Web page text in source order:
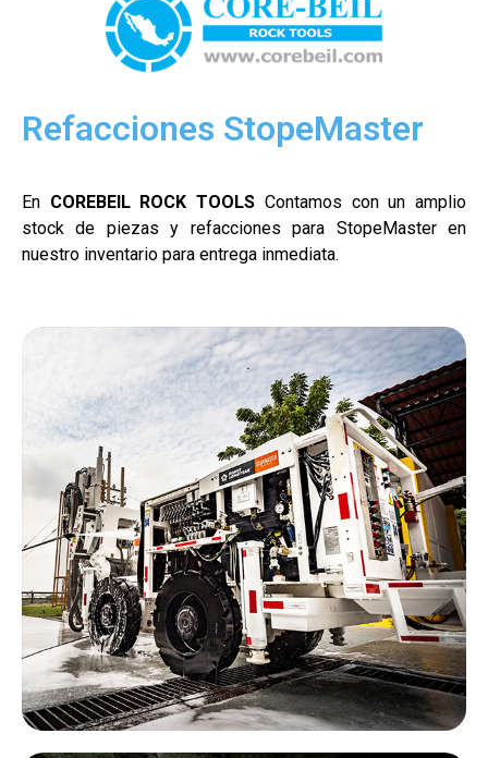
Refacciones StopeMaster
En COREBEIL ROCK TOOLS Contamos con un amplio
stock de piezas y refacciones para StopeMaster en
nuestro inventario para entrega inmediata.